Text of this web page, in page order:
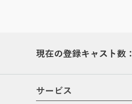
現在の登録キャスト数：
サービス